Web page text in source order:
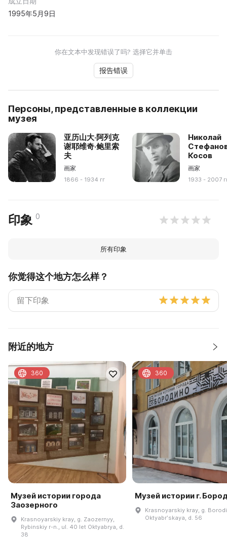
1995年5月9日
你在文本中发现错误了吗? 选择它并单击
报告错误
Персоны, представленные в коллекции
музея
亚历山大·阿列克
谢耶维奇·鲍里索
夫
画家
1866 - 1934 гг
Николай
Косов
画家
1933 - 2007
印象 0
所有印象
你觉得这个地方怎么样？
附近的地方
Музей истории города
Заозерного
Krasnoyarskiy kray, g. Zaozernyy,
Rybinskiy r-n., ul. 40 let Oktyabrya, d.
38
360
Музей истории г.
Krasnoyarskiy kray, g.
Oktyabrʹskaya, d. 56
360